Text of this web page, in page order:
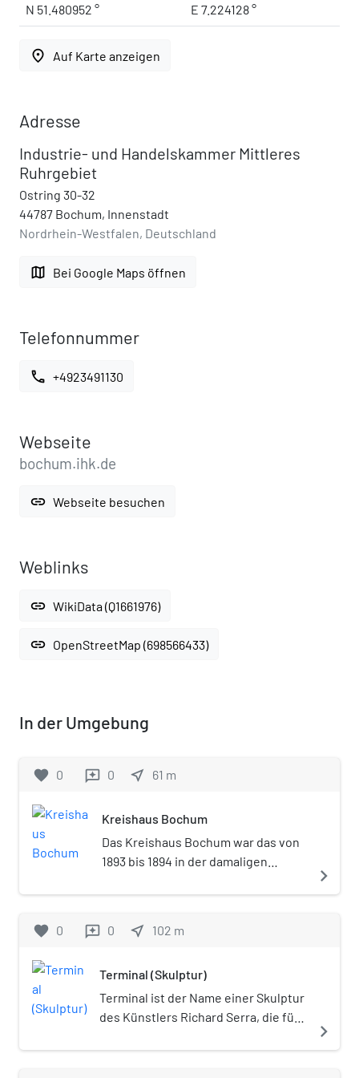
N 51.480952 ° E 7.224128 °
place Auf Karte anzeigen
Adresse
Industrie- und Handelskammer Mittleres
Ruhrgebiet
Ostring 30-32
44787 Bochum, Innenstadt
Nordrhein-Westfalen, Deutschland
map Bei Google Maps öffnen
Telefonnummer
call +4923491130
Webseite
bochum.ihk.de
link Webseite besuchen
Weblinks
link WikiData (Q1661976)
link OpenStreetMap (698566433)
In der Umgebung
favorite 0 reviews 0 near_me 61 m
Kreishaus Bochum
Das Kreishaus Bochum war das von
1893 bis 1894 in der damaligen
Bochum errichtete Landratsamt des
Zweiten Weltkrieg zerstört.
navigate_next
favorite 0 reviews 0 near_me 102 m
Terminal (Skulptur)
Terminal ist der Name einer Skulptur
des Künstlers Richard Serra, die für
entworfen wurde. Es besteht aus
navigate_next